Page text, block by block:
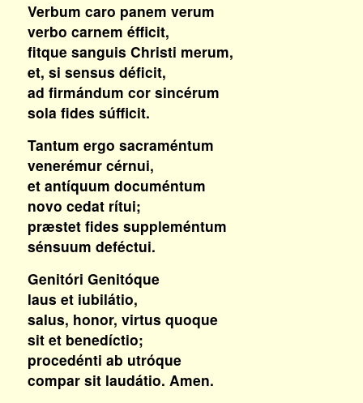
Verbum caro panem verum
verbo carnem éfficit,
fitque sanguis Christi merum,
et, si sensus déficit,
ad firmándum cor sincérum
sola fides súfficit.
Tantum ergo sacraméntum
venerémur cérnui,
et antíquum documéntum
novo cedat rítui;
præstet fides suppleméntum
sénsuum deféctui.
Genitóri Genitóque
laus et iubilátio,
salus, honor, virtus quoque
sit et benedíctio;
procedénti ab utróque
compar sit laudátio. Amen.